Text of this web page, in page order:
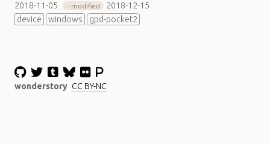
2018-11-05 modified
2018-12-15
device
windows gpd-pocket2
wonderstory CC BY-NC